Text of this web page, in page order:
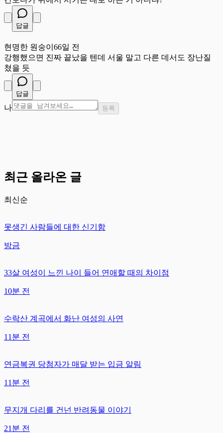
답글
현명한 원숭이 66일 전
강행했으면 진짜 끝났을 텐데 서울 말고 다른 데서도 장난질
쳤을 듯
답글
나 등록
최근 올라온 글
최신순
못생긴 사람들에 대한 신기함
방금
33살 여성이 느낀 나이 들어 연애할 때의 차이점
10분 전
수락산 계곡에서 화난 여성의 사연
11분 전
연금복권 당첨자가 매달 받는 입금 알림
11분 전
무지개 다리를 건넌 반려동물 이야기
21분 전